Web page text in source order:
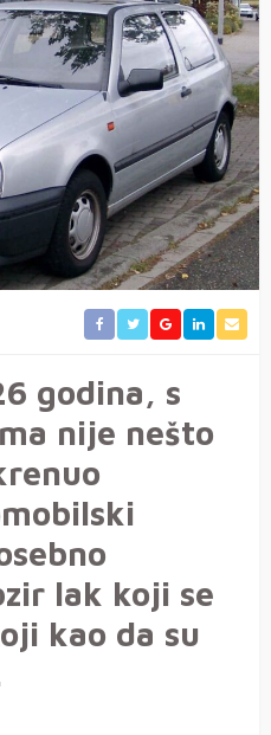
godina, s
nije nešto
lak koji se
kao da su